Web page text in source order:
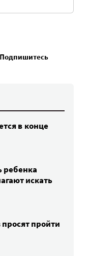
в конце
ребенка
искать
пройти